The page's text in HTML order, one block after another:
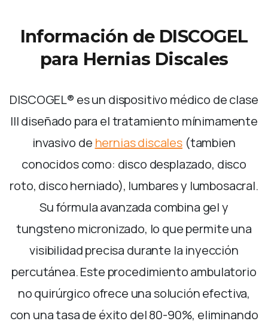
Información de DISCOGEL
para Hernias Discales
DISCOGEL® es un dispositivo médico de clase
III diseñado para el tratamiento mínimamente
invasivo de hernias discales(tambien
conocidos como: disco desplazado, disco
roto, disco herniado), lumbares y lumbosacral.
Su fórmula avanzada combina gel y
tungsteno micronizado, lo que permite una
visibilidad precisa durante la inyección
percutánea. Este procedimiento ambulatorio
no quirúrgico ofrece una solución efectiva,
con una tasa de éxito del 80-90%, eliminando